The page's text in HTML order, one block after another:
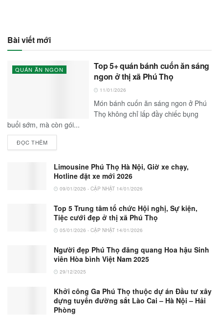
Bài viết mới
QUÁN ĂN NGON
Top 5+ quán bánh cuốn ăn sáng
ngon ở thị xã Phú Thọ
11/01/2026
Món bánh cuốn ăn sáng ngon ở Phú
Thọ không chỉ lấp đầy chiếc bụng
buổi sớm, mà còn gói...
ĐỌC THÊM
Limousine Phú Thọ Hà Nội, Giờ xe chạy,
Hotline đặt xe mới 2026
09/01/2026 - CẬP NHẬT 14/01/2026
Top 5 Trung tâm tổ chức Hội nghị, Sự kiện,
Tiệc cưới đẹp ở thị xã Phú Thọ
05/01/2026 - CẬP NHẬT 14/01/2026
Người đẹp Phú Thọ đăng quang Hoa hậu Sinh
viên Hòa bình Việt Nam 2025
29/12/2025
Khởi công Ga Phú Thọ thuộc dự án Đầu tư xây
dựng tuyến đường sắt Lào Cai – Hà Nội – Hải
Phòng